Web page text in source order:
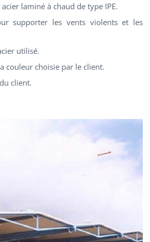
laminé à chaud de type IPE.
supporter les vents violents et les
utilisé.
couleur choisie par le client.
client.